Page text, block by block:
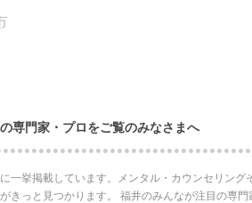
専門家・プロをご覧のみなさまへ
挙掲載しています。メンタル・カウンセリン
っと見つかります。 福井のみんなが注目の専門